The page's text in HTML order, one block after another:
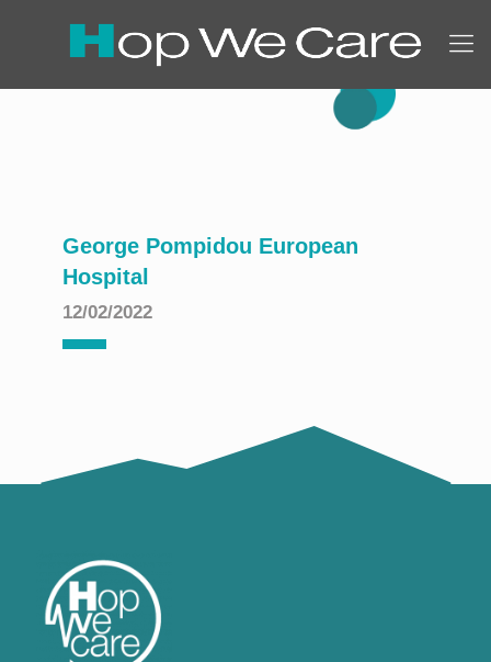
George Pompidou European
Hospital
12/02/2022